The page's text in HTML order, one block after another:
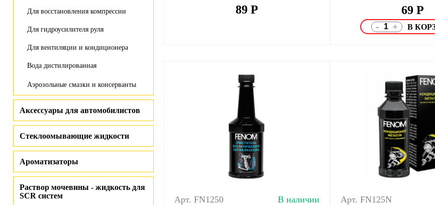
Для восстановления компрессии
Для гидроусилителя руля
Для вентиляции и кондиционера
Вода дистилированная
Аэрозольные смазки и консерванты
Аксессуары для автомобилистов
Стеклоомывающие жидкости
Ароматизаторы
Раствор мочевины - жидкость для
SCR систем
89 Р 69Р
- +
Арт. FN1250
В наличии
Арт. FN125N